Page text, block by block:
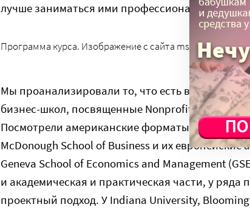
лучше заниматься ими профессионально.
Программа курса. Изображение с сайта mspp.ru
Мы проанализировали то, что есть в мире,
бизнес-школ, посвященные Nonprofit
Посмотрели американские форматы, такие как
McDonough School of Business и их
Geneva School of Economics and Management
и академическая и практическая части, у
проектный подход. У Indiana University,